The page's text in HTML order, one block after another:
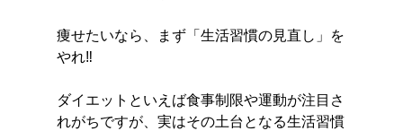
痩せたいなら、まず「生活習慣の見直し」を
やれ‼︎
ダイエットといえば食事制限や運動が注目さ
れがちですが、実はその土台となる生活習慣